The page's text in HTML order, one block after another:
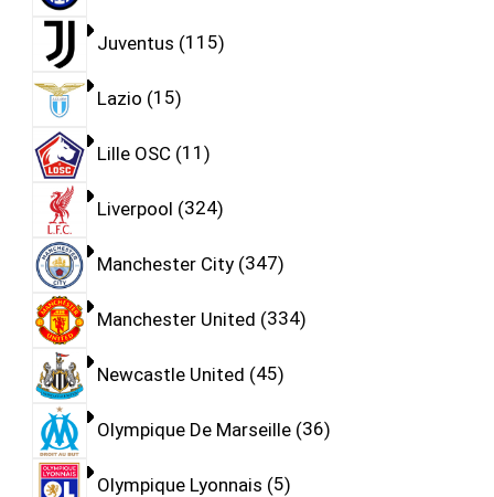
Juventus 115
Lazio 15
Lille OSC 11
Liverpool 324
Manchester City 347
Manchester United 334
Newcastle United 45
Olympique De Marseille 36
Olympique Lyonnais 5